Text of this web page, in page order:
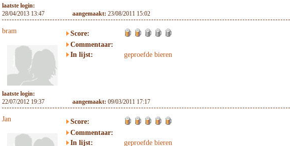
laatste login:
28/04/2013 13:47
aangemaakt: 23/08/2011 15:02
bram
Score:
Commentaar:
In lijst:
geproefde bieren
laatste login:
22/07/2012 19:37
aangemaakt: 09/03/2011 17:17
Jan
Score:
Commentaar:
In lijst:
geproefde bieren